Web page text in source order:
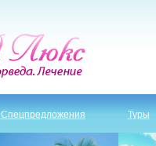
Спецпредложения Туры